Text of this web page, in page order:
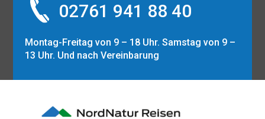
02761 941 88 40
Montag-Freitag von 9 – 18 Uhr. Samstag von 9 –
13 Uhr. Und nach Vereinbarung